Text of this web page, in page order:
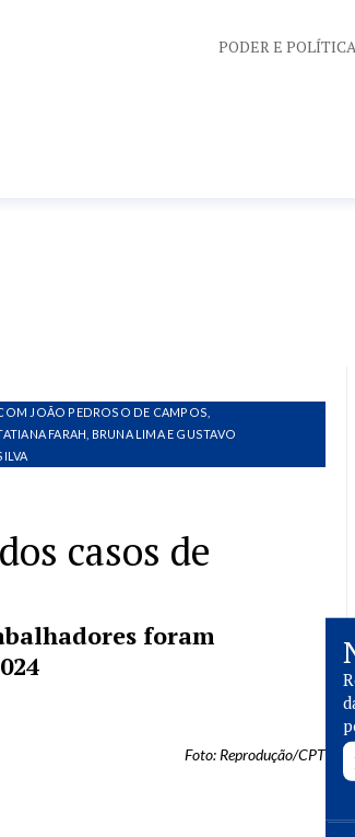
PODER E
JOÃO PEDROSO DE CAMPOS,
FARAH, BRUNA LIMA E GUSTAVO
casos de
foram
Foto: Reprodução/CPT